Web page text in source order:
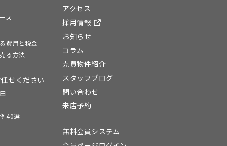
ス
費用と税金
る方法
せください
40選
アクセス
採用情報
お知らせ
コラム
売買物件紹介
スタッフブログ
問い合わせ
来店予約
無料会員システム